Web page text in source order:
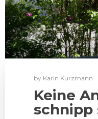
by Karin Kurzmann
Keine
schnipp